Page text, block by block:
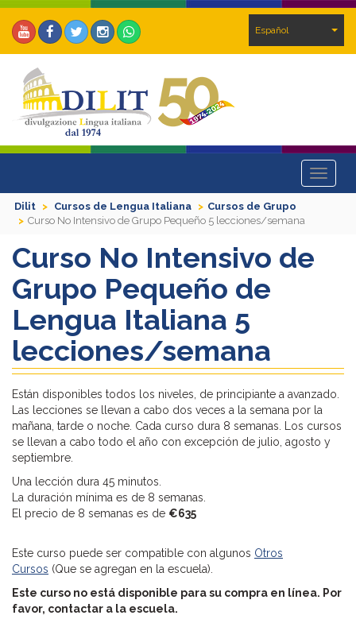
Español
Toggle
Dilit
Cursos de Lengua Italiana
Cursos de Grupo
Curso No Intensivo de Grupo Pequeño 5 lecciones/semana
Curso No Intensivo de
Grupo Pequeño de
Lengua Italiana 5
lecciones/semana
Están disponibles todos los niveles, de principiante a avanzado.
Las lecciones se llevan a cabo dos veces a la semana por la
mañana, tarde o noche. Cada curso dura 8 semanas. Los cursos
se llevan a cabo todo el año con excepción de julio, agosto y
septiembre.
Una lección dura 45 minutos.
La duración mínima es de 8 semanas.
El precio de 8 semanas es de €635
Este curso puede ser compatible con algunos Otros
Cursos (Que se agregan en la escuela).
Este curso no está disponible para su compra en línea. Por
favor, contactar a la escuela.